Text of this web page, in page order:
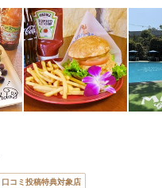
口コミ投稿特典対象店